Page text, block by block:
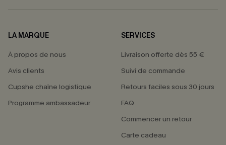
LA MARQUE
À propos de nous
Avis clients
Cupshe chaîne logistique
Programme ambassadeur
SERVICES
Livraison offerte dès 55 €
Suivi de commande
Retours faciles sous 30 jours
FAQ
Commencer un retour
Carte cadeau